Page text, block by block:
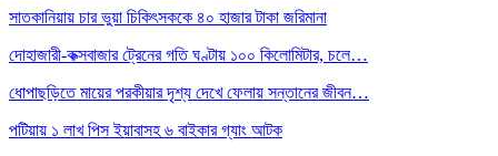
সাতকানিয়ায় চার ভুয়া চিকিৎসককে ৪০ হাজার টাকা জরিমানা
দোহাজারী-কক্সবাজার ট্রেনের গতি ঘণ্টায় ১০০ কিলোমিটার, চলে…
ধোপাছড়িতে মায়ের পরকীয়ার দৃশ্য দেখে ফেলায় সন্তানের জীবন…
পটিয়ায় ১ লাখ পিস ইয়াবাসহ ৬ বাইকার গ্যাং আটক